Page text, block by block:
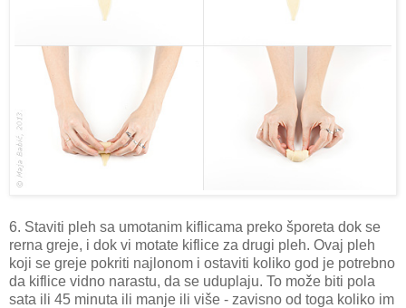
6. Staviti pleh sa umotanim kiflicama preko šporeta dok se
rerna greje, i dok vi motate kiflice za drugi pleh. Ovaj pleh
koji se greje pokriti najlonom i ostaviti koliko god je potrebno
da kiflice vidno narastu, da se uduplaju. To može biti pola
sata ili 45 minuta ili manje ili više - zavisno od toga koliko im